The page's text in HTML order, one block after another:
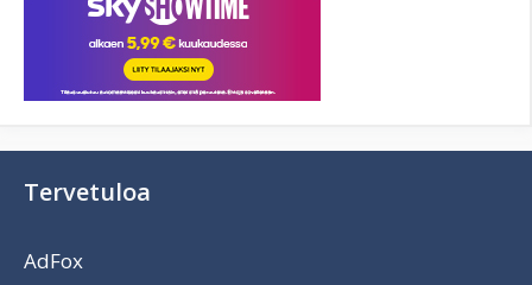
Tervetuloa
AdFox